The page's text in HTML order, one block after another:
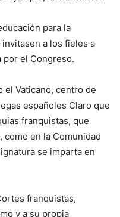
para la
a los fieles a
por el Congreso.
el Vaticano, centro de
españoles Claro que
franquistas, que
en la Comunidad
se imparta en
franquistas,
y a su propia